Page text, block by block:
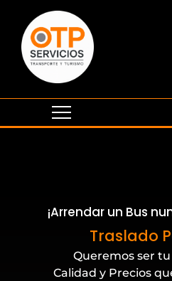
¡Arrendar un Bus
Traslado
Eventos
Queremos ser
Calidad y Precios